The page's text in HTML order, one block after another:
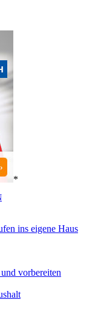
*
ins eigene Haus
vorbereiten